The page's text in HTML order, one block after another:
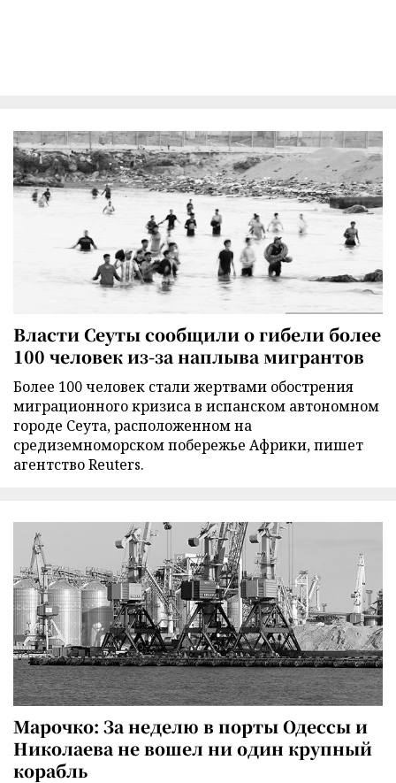
Власти Сеуты сообщили о гибели более
100 человек из-за наплыва мигрантов
Более 100 человек стали жертвами обострения
миграционного кризиса в испанском автономном
городе Сеута, расположенном на
средиземноморском побережье Африки, пишет
агентство Reuters.
Марочко: За неделю в порты Одессы и
Николаева не вошел ни один крупный
корабль